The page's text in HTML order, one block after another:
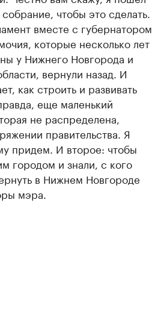
чтобы это сделать.
вместе с губернатором
которые несколько лет
у Нижнего Новгорода и
вернули назад. И
как строить и развивать
еще маленький
не распределена,
правительства. Я
придем. И второе: чтобы
городом и знали, с кого
в Нижнем Новгороде
мэра.